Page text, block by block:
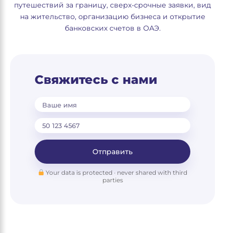
путешествий за границу, сверх-срочные заявки, вид
на жительство, организацию бизнеса и открытие
банковских счетов в ОАЭ.
Свяжитесь с нами
Ваше имя
Отправить
Your data is protected · never shared with third
parties